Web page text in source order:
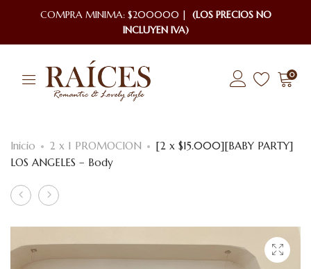
COMPRA MINIMA: $200000 | (LOS PRECIOS NO
INCLUYEN IVA)
0
Inicio 2 x 1 PROMOCION
[2 x $15.000][BABY PARTY]
LOS ANGELES – Body
Product
navigation
[2
[HARVEY]
[2
[RIBB